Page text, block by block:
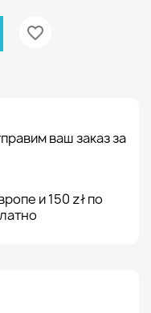
favorite_border
ваш заказ за
и 150 zł по